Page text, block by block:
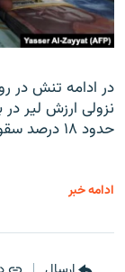
در ادامه تنش در
نزولی ارزش لیر در
حدود ۱۸ درصد سقوط کرد.
ادامه خبر